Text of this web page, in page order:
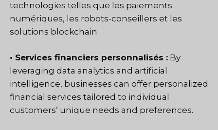
technologies telles que les paiements
numériques, les robots-conseillers et les
solutions blockchain.
• Services financiers personnalisés : By
leveraging data analytics and artificial
intelligence, businesses can offer personalized
financial services tailored to individual
customers’ unique needs and preferences.